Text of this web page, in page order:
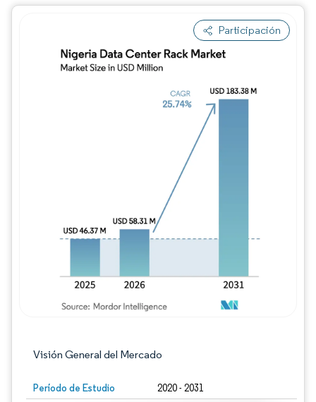
Participación
Visión General del Mercado
Período de Estudio 2020 - 2031
Imagen © Mordor Intelligence. El uso